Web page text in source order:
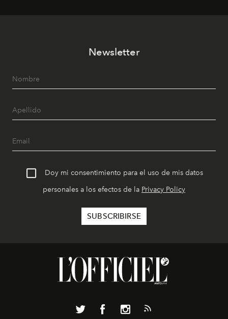
Newsletter
Doy mi consentimiento para el uso de mis datos
personales a los efectos de la Privacy Policy